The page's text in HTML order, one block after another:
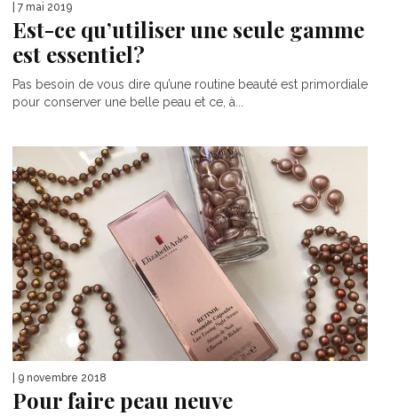
| 7 mai 2019
Est-ce qu’utiliser une seule gamme
est essentiel?
Pas besoin de vous dire qu’une routine beauté est primordiale
pour conserver une belle peau et ce, à...
| 9 novembre 2018
Pour faire peau neuve